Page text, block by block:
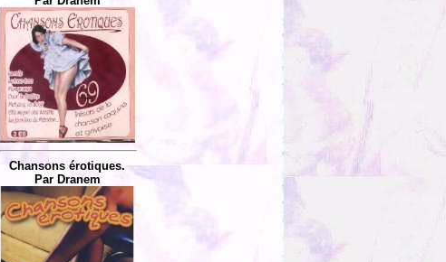
Chansons érotiques.
Par Dranem